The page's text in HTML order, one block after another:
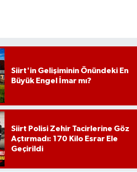
Siirt'in Gelişiminin Önündeki En
Büyük Engel İmar mı?
Siirt Polisi Zehir Tacirlerine Göz
Açtırmadı: 170 Kilo Esrar Ele
Geçirildi